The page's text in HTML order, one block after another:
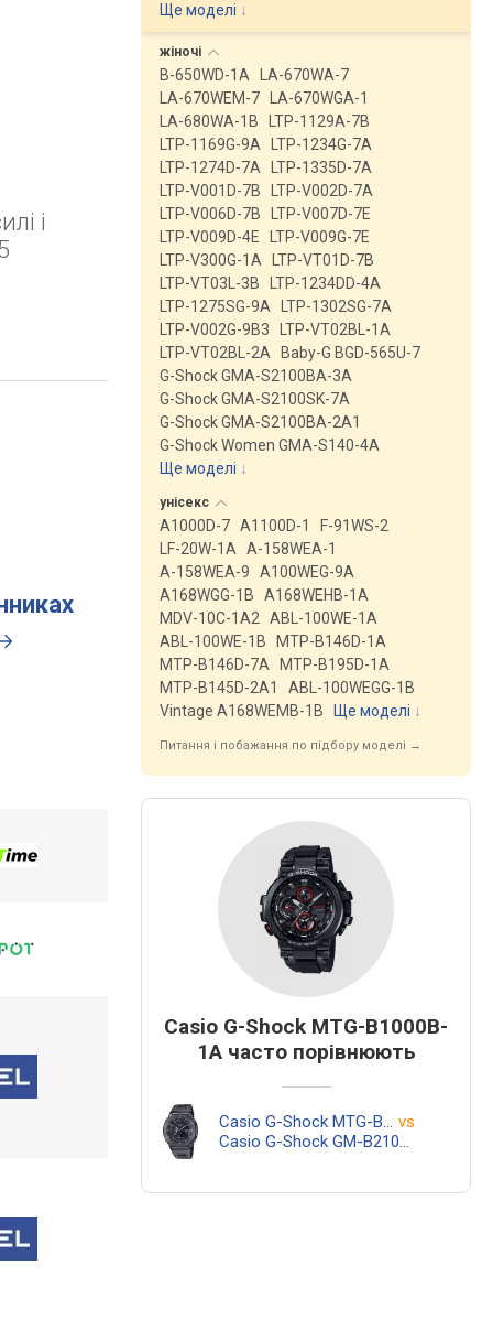
і
Ще моделі ↓
жіночі
B-650WD-1A
LA-670WA-7
LA-670WEM-7
LA-670WGA-1
LA-680WA-1B
LTP-1129A-7B
LTP-1169G-9A
LTP-1234G-7A
LTP-1274D-7A
LTP-1335D-7A
LTP-V001D-7B
LTP-V002D-7A
LTP-V006D-7B
LTP-V007D-7E
LTP-V009D-4E
LTP-V009G-7E
LTP-V300G-1A
LTP-VT01D-7B
LTP-VT03L-3B
LTP-1234DD-4A
LTP-1275SG-9A
LTP-1302SG-7A
LTP-V002G-9B3
LTP-VT02BL-1A
LTP-VT02BL-2A
Baby-G BGD-565U-7
G-Shock GMA-S2100BA-3A
G-Shock GMA-S2100SK-7A
G-Shock GMA-S2100BA-2A1
G-Shock Women GMA-S140-4A
Ще моделі ↓
унісекс
A1000D-7 A1100D-1
F-91WS-2
LF-20W-1A
A-158WEA-1
A-158WEA-9
A100WEG-9A
A168WGG-1B
A168WEHB-1A
MDV-10C-1A2
ABL-100WE-1A
ABL-100WE-1B
MTP-B146D-1A
MTP-B146D-7A
MTP-B195D-1A
MTP-B145D-2A1
ABL-100WEGG-1B
Vintage A168WEMB-1B
Ще моделі ↓
Питання і побажання по підбору моделі →
Casio G-Shock MTG-B1000B-
1A часто порівнюють
Casio G-Shock MTG-B1000B-1A vs
Casio G-Shock GM-B2100BD-1A